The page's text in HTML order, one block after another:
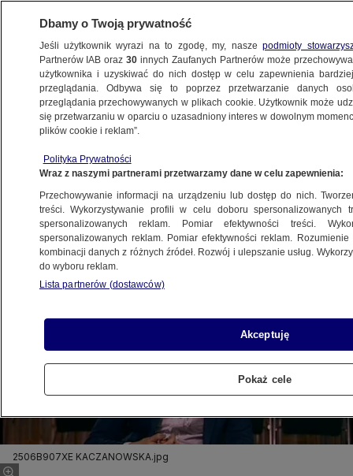
BIZNES
Z KRAJU
25.06.2012, 14:17
Udostępnij
2506B907XE KACZANOWSKA.jpg
Dbamy o Twoją prywatność
Jeśli użytkownik wyrazi na to zgodę, my, naszepodmioty
Partnerów IAB oraz30 innych Zaufanych Partnerów może
użytkownika i uzyskiwać do nich dostęp w celu zapewnienia
przeglądania. Odbywa się to poprzez przetwarzanie danych
przeglądania przechowywanych w plikach cookie. Użytkownik może
się przetwarzaniu w oparciu o uzasadniony interes w dowolnym
plików cookie i reklam”.
Polityka Prywatności
Wraz z naszymi partnerami przetwarzamy dane w celu zapewnienia:
Przechowywanie informacji na urządzeniu lub dostęp do nich.
treści. Wykorzystywanie profili w celu doboru spersonalizowanych
spersonalizowanych reklam. Pomiar efektywności treści.
spersonalizowanych reklam. Pomiar efektywności reklam.
kombinacji danych z różnych źródeł. Rozwój i ulepszanie usług.
do wyboru reklam.
Lista partnerów (dostawców)
Akceptuję
Pokaż cele